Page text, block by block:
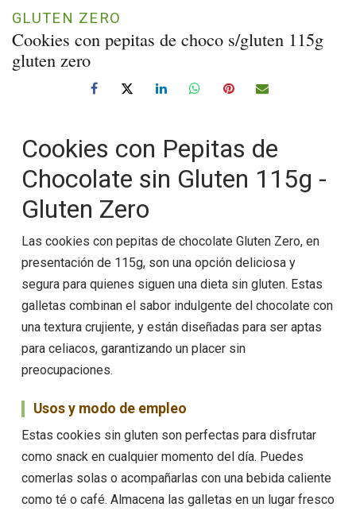
Cookies con pepitas de choco s/gluten 115g
gluten zero
GLUTEN ZERO
Cookies con Pepitas de
Chocolate sin Gluten 115g -
Gluten Zero
Las cookies con pepitas de chocolate Gluten Zero, en
presentación de 115g, son una opción deliciosa y
segura para quienes siguen una dieta sin gluten. Estas
galletas combinan el sabor indulgente del chocolate con
una textura crujiente, y están diseñadas para ser aptas
para celiacos, garantizando un placer sin
preocupaciones.
Usos y modo de empleo
Estas cookies sin gluten son perfectas para disfrutar
como snack en cualquier momento del día. Puedes
comerlas solas o acompañarlas con una bebida caliente
como té o café. Almacena las galletas en un lugar fresco